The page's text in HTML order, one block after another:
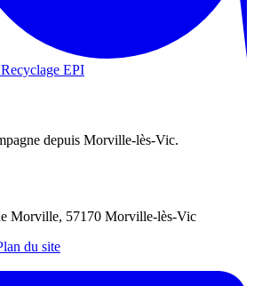
EPI
depuis Morville-lès-Vic.
Morville, 57170 Morville-lès-Vic
du site